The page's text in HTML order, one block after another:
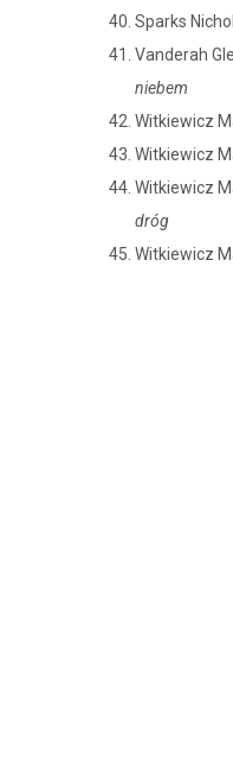
Sparks
Vanderah
niebem
Witkiewicz
Witkiewicz
Witkiewicz
dróg
Witkiewicz